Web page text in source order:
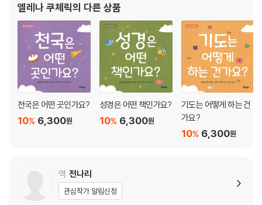
엘레나 쿠체릭의 다른 상품
천국은 어떤 곳인가요?
6,300원
10%
성경은 어떤 책인가요?
6,300원
10%
기도는 어떻게 하는 건
가요?
6,300원
10%
역 전나리
관심작가 알림신청